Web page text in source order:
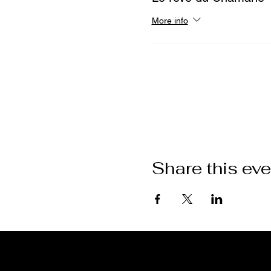
More info
Share this